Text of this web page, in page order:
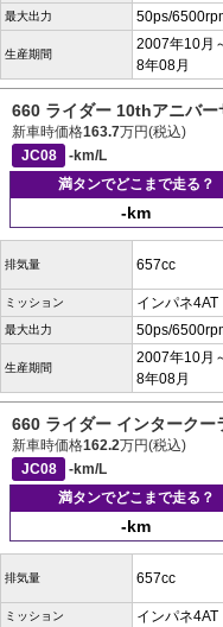
最大出力 50ps/
生産期間
2007年10月
8年08月
660 ライダー 10thアニバー
新車時価格163.7万円(税込)
JC08
-km/L
満タンでどこまで走る？
-km
排気量 657cc
ミッション インパネ4AT
最大出力 50ps/
生産期間
2007年10月
8年08月
660 ライダー インターク
新車時価格162.2万円(税込)
JC08
-km/L
満タンでどこまで走る？
-km
排気量 657cc
ミッション インパネ4AT